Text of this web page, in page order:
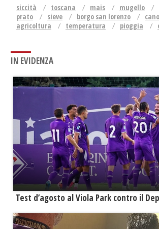
siccità toscana mais mugello
prato
sieve borgo san lorenzo
agricoltura
temperatura pioggia
IN EVIDENZA
Test d’agosto al Viola Park contro il